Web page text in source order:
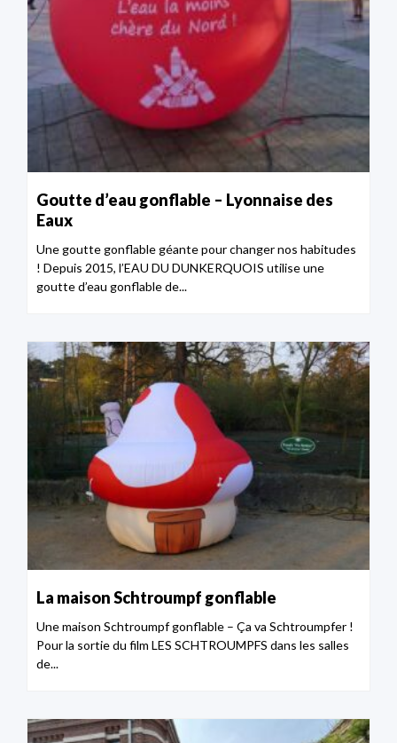
Goutte d’eau gonflable – Lyonnaise des
Eaux
Une goutte gonflable géante pour changer nos habitudes
! Depuis 2015, l’EAU DU DUNKERQUOIS utilise une
goutte d’eau gonflable de...
La maison Schtroumpf gonflable
Une maison Schtroumpf gonflable – Ça va Schtroumpfer !
Pour la sortie du film LES SCHTROUMPFS dans les salles
de...